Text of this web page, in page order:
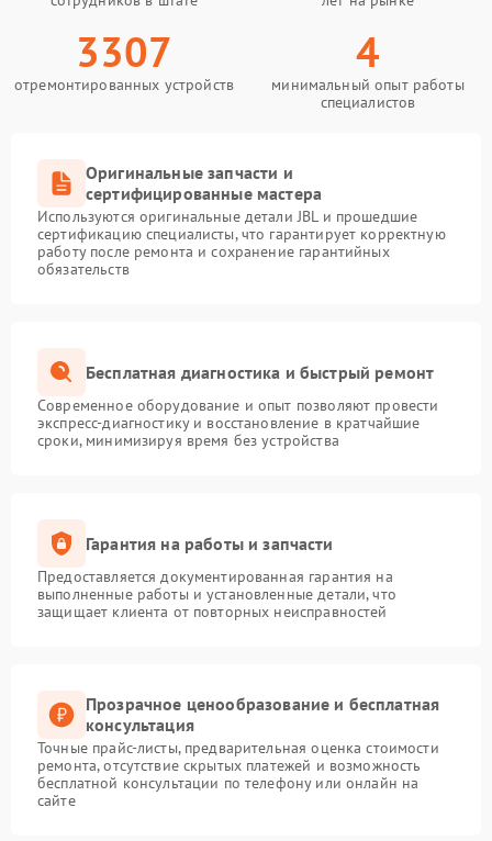
3307
отремонтированных устройств
4
минимальный опыт работы
специалистов
Оригинальные запчасти и
сертифицированные мастера
Используются оригинальные детали JBL и прошедшие
сертификацию специалисты, что гарантирует корректную
работу после ремонта и сохранение гарантийных
обязательств
Бесплатная диагностика и быстрый ремонт
Современное оборудование и опыт позволяют провести
экспресс-диагностику и восстановление в кратчайшие
сроки, минимизируя время без устройства
Гарантия на работы и запчасти
Предоставляется документированная гарантия на
выполненные работы и установленные детали, что
защищает клиента от повторных неисправностей
Прозрачное ценообразование и бесплатная
консультация
Точные прайс-листы, предварительная оценка стоимости
ремонта, отсутствие скрытых платежей и возможность
бесплатной консультации по телефону или онлайн на
сайте